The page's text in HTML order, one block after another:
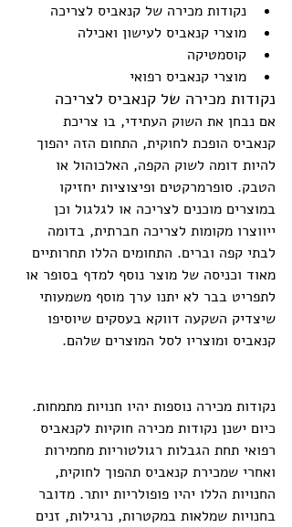
נקודות מכירה של קנאביס לצריכה
מוצרי קנאביס לעישון ואכילה
קוסמטיקה
מוצרי קנאביס רפואי
נקודות מכירה של קנאביס לצריכה
אם נבחן את השוק העתידי, בו צריכת
קנאביס הופכת לחוקית, התחום הזה יהפוך
להיות דומה לשוק הקפה, האלכוהול או
הטבק. סופרמרקטים ופיצוציות יחזיקו
במוצרים מוכנים לצריכה או לגלגול וכן
ייווצרו מקומות לצריכה חברתית, בדומה
לבתי קפה וברים. התחומים הללו תחרותיים
מאוד וכניסה של מוצר נוסף למדף בסופר או
לתפריט בבר לא יתנו ערך מוסף משמעותי
שיצדיק השקעה דווקא בעסקים שיוסיפו
קנאביס ומוצריו לסל המוצרים שלהם.
נקודות מכירה נוספות יהיו חנויות מתמחות.
כיום ישנן נקודות מכירה חוקיות לקנאביס
רפואי תחת הגבלות רגולטוריות מחמירות
ואחרי שמכירת קנאביס תהפוך לחוקית,
החנויות הללו יהיו פופולריות יותר. מדובר
בחנויות שמלאות במקטרות, נרגילות, זנים